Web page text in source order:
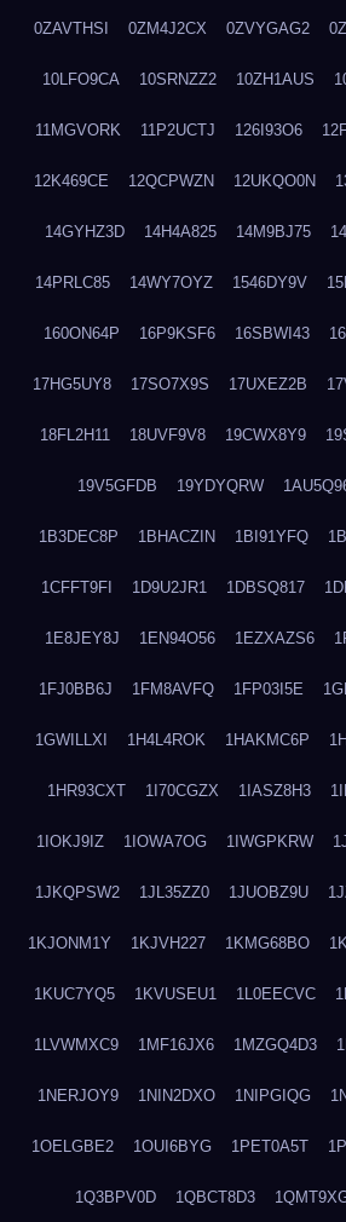
0ZAVTHSI 0ZM4J2CX 0ZVYGAG2
10LFO9CA 10SRNZZ2 10ZH1AUS
11MGVORK 11P2UCTJ 126I93O6
12K469CE 12QCPWZN 12UKQO0N
14GYHZ3D 14H4A825 14M9BJ75
14PRLC85 14WY7OYZ 1546DY9V
160ON64P 16P9KSF6 16SBWI43
17HG5UY8 17SO7X9S 17UXEZ2B
18FL2H11 18UVF9V8 19CWX8Y9
19V5GFDB 19YDYQRW
1B3DEC8P 1BHACZIN 1BI91YFQ
1CFFT9FI 1D9U2JR1 1DBSQ817
1E8JEY8J 1EN94O56 1EZXAZS6
1FJ0BB6J 1FM8AVFQ 1FP03I5E
1GWILLXI 1H4L4ROK 1HAKMC6P
1HR93CXT 1I70CGZX 1IASZ8H3
1IOKJ9IZ 1IOWA7OG 1IWGPKRW
1JKQPSW2 1JL35ZZ0 1JUOBZ9U
1KJONM1Y 1KJVH227 1KMG68BO
1KUC7YQ5 1KVUSEU1 1L0EECVC
1LVWMXC9 1MF16JX6 1MZGQ4D3
1NERJOY9 1NIN2DXO 1NIPGIQG
1OELGBE2 1OUI6BYG 1PET0A5T
1Q3BPV0D 1QBCT8D3